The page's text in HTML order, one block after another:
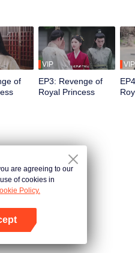
dan mendapati bahawa dia
menyiasat, tetapi terjerat lagi
sepenuhnya...
of
VIP
EP3: Revenge of
Royal Princess
VIP
are agreeing to our
of cookies in
Policy.